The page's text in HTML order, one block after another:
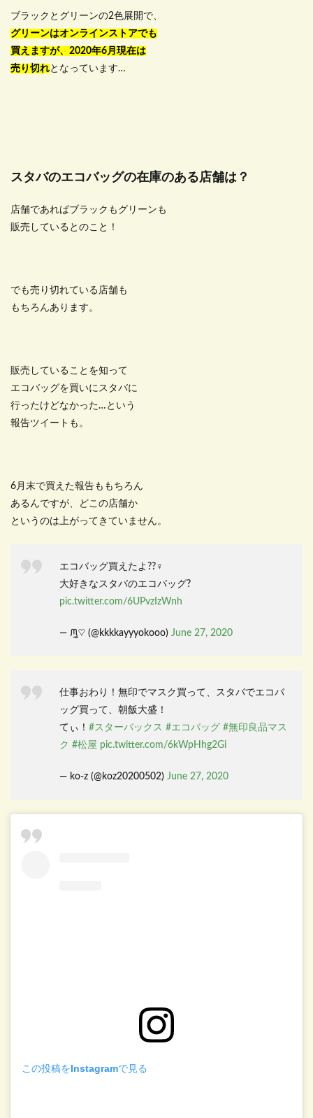
ブラックとグリーンの2色展開で、
グリーンはオンラインストアでも
買えますが、2020年6月現在は
売り切れとなっています…
スタバのエコバッグの在庫のある店舗は？
店舗であればブラックもグリーンも
販売しているとのこと！
でも売り切れている店舗も
もちろんあります。
販売していることを知って
エコバッグを買いにスタバに
行ったけどなかった…という
報告ツイートも。
6月末で買えた報告ももちろん
あるんですが、どこの店舗か
というのは上がってきていません。
エコバッグ買えたよ??‍♀️
大好きなスタバのエコバッグ?
pic.twitter.com/6UPvzIzWnh
— ᙏ̤̫͚♡ (@kkkkayyyokooo) June 27, 2020
仕事おわり！無印でマスク買って、スタバでエコバ
ッグ買って、朝飯大盛！
てぃ！ #スターバックス #エコバッグ #無印良品マス
ク #松屋 pic.twitter.com/6kWpHhg2Gi
— ko-z (@koz20200502) June 27, 2020
この投稿をInstagramで見る